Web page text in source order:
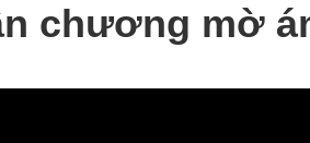
chương mờ